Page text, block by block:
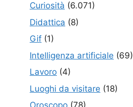
Curiosità (6.071)
Didattica (8)
Gif (1)
Intelligenza artificiale (69)
Lavoro (4)
Luoghi da visitare (18)